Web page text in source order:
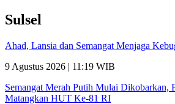
Sulsel
Ahad, Lansia dan Semangat Menjaga
9 Agustus 2026 | 11:19 WIB
Semangat Merah Putih Mulai Dikobarkan,
Matangkan HUT Ke-81 RI